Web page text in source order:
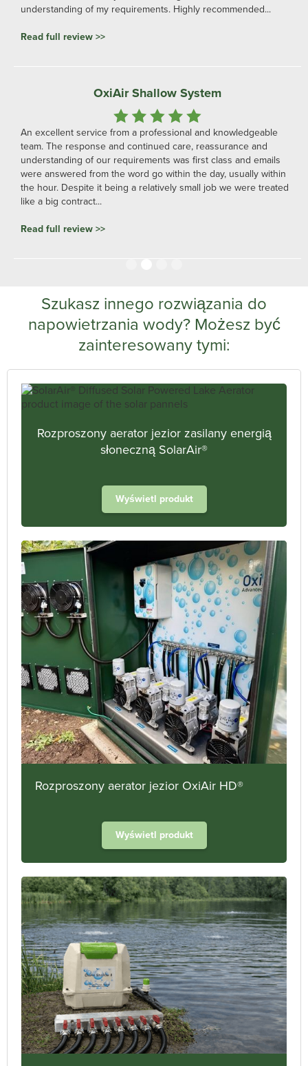
understanding of my requirements. Highly recommended...
Read full review >>
OxiAir Shallow System
An excellent service from a professional and knowledgeable
team. The response and continued care, reassurance and
understanding of our requirements was first class and emails
were answered from the word go within the day, usually within
the hour. Despite it being a relatively small job we were treated
like a big contract...
Read full review >>
Szukasz innego rozwiązania do
napowietrzania wody? Możesz być
zainteresowany tymi:
Rozproszony aerator jezior zasilany energią
słoneczną SolarAir®
Wyświetl produkt
Rozproszony aerator jezior OxiAir HD®
Wyświetl produkt